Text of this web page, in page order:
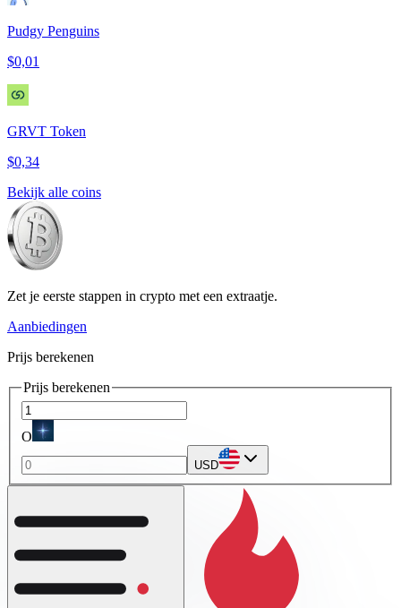
Pudgy Penguins
$0,01
GRVT Token
$0,34
Bekijk alle coins
Zet je eerste stappen in crypto met een extraatje.
Aanbiedingen
Prijs berekenen
Prijs berekenen
O
USD